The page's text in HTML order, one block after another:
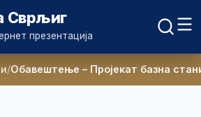
Сврљиг
презентација
Обавештење – Пројекат базна